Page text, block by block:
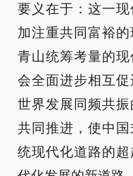
要义在于：这一
加注重共同富裕
青山统筹考量的
会全面进步相互
世界发展同频共
共同推进，使中
统现代化道路的